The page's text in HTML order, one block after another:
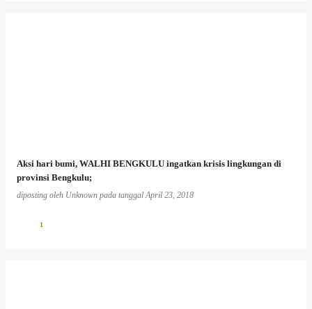
Aksi hari bumi, WALHI BENGKULU ingatkan krisis lingkungan di
provinsi Bengkulu;
diposting oleh Unknown pada tanggalApril 23, 2018
1